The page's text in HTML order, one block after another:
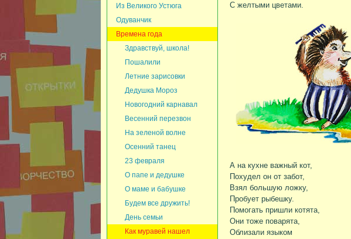
Из Великого Устюга
Одуванчик
Времена года
Здравствуй, школа!
Пошалили
Летние зарисовки
Дедушка Мороз
Новогодний карнавал
Весенний перезвон
На зеленой волне
Осенний танец
23 февраля
О папе и дедушке
О маме и бабушке
Будем все дружить!
День семьи
Как муравей нашел
С желтыми цветами.
А на кухне важный кот,
Похудел он от забот,
Взял большую ложку,
Пробует рыбешку.
Помогать пришли котята,
Они тоже поварята,
Облизали языком